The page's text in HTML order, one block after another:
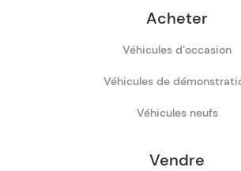
Acheter
Véhicules d’occasion
Véhicules de
Véhicules neufs
Vendre